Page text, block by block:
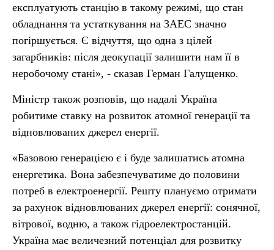
експлуатують станцію в такому режимі, що стан
обладнання та устаткування на ЗАЕС значно
погіршується. Є відчуття, що одна з цілей
загарбників: після деокупації залишити нам її в
неробочому стані», - сказав Герман Галущенко.
Міністр також розповів, що надалі Україна
робитиме ставку на розвиток атомної генерації та
відновлюваних джерел енергії.
«Базовою генерацією є і буде залишатись атомна
енергетика. Вона забезпечуватиме до половини
потреб в електроенергії. Решту плануємо отримати
за рахунок відновлюваних джерел енергії: сонячної,
вітрової, водню, а також гідроелектростанцій.
Україна має величезний потенціал для розвитку